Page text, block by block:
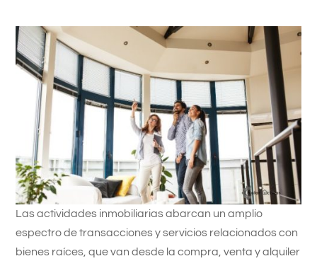
Las actividades inmobiliarias abarcan un amplio
espectro de transacciones y servicios relacionados con
bienes raíces, que van desde la compra, venta y alquiler